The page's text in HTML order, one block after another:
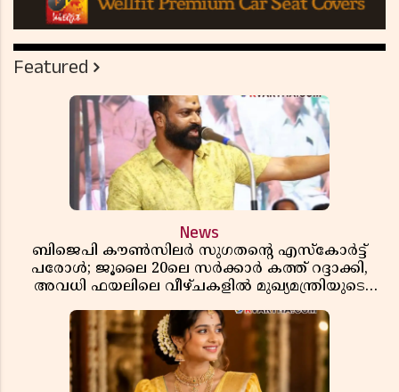
Featured
News
ബിജെപി കൗൺസിലർ സുഗതന്റെ എസ്‌കോർട്ട്
പരോൾ; ജൂലൈ 20ലെ സർക്കാർ കത്ത് റദ്ദാക്കി,
അവധി ഫയലിലെ വീഴ്ചകളിൽ മുഖ്യമന്ത്രിയുടെ